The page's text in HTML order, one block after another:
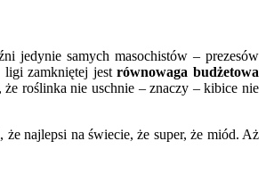
jedynie samych masochistów – prezesów
ligi zamkniętej jestrównowaga budżetowa
roślinka nie uschnie – znaczy – kibice nie
najlepsi na świecie, że super, że miód. Aż